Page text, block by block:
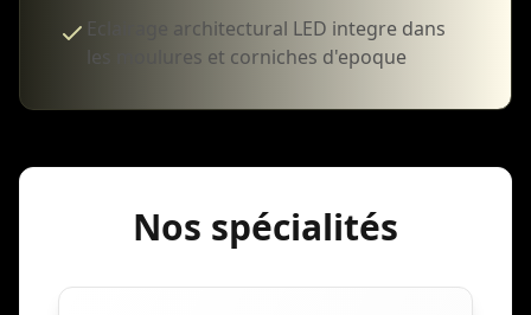
Eclairage architectural LED integre dans
les moulures et corniches d'epoque
Nos spécialités